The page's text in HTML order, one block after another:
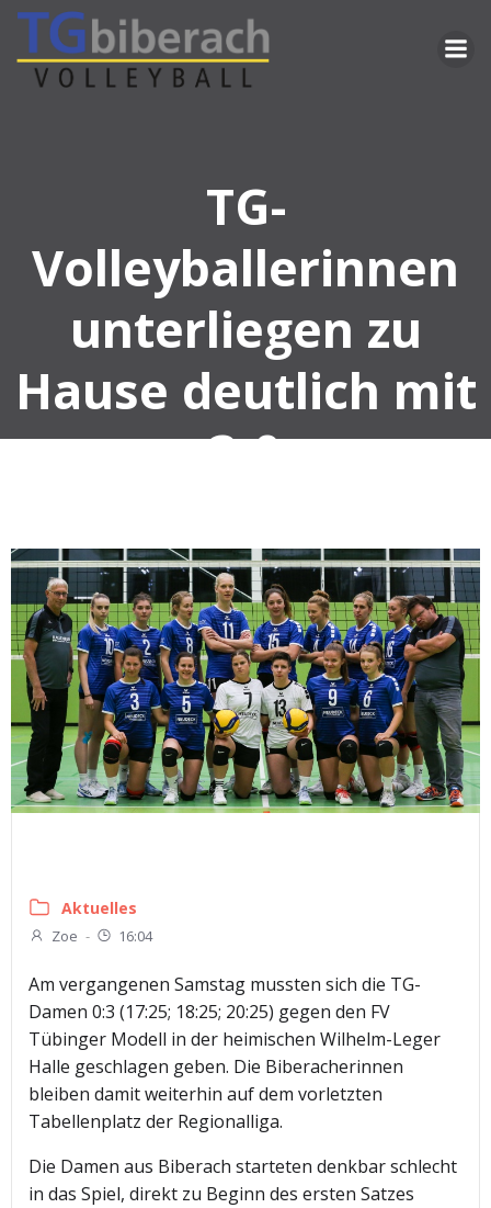
Inhalt
springen
TG-
Volleyballerinnen
unterliegen zu
Hause deutlich mit
3:0
Aktuelles
Zoe - 16:04
Am vergangenen Samstag mussten sich die TG-
Damen 0:3 (17:25; 18:25; 20:25) gegen den FV
Tübinger Modell in der heimischen Wilhelm-Leger
Halle geschlagen geben. Die Biberacherinnen
bleiben damit weiterhin auf dem vorletzten
Tabellenplatz der Regionalliga.
Die Damen aus Biberach starteten denkbar schlecht
in das Spiel, direkt zu Beginn des ersten Satzes